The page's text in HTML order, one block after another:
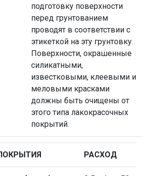
подготовку поверхности
перед грунтованием
проводят в соответствии с
этикеткой на эту грунтовку.
Поверхности, окрашенные
силикатными,
известковыми, клеевыми и
меловыми красками
должны быть очищены от
этого типа лакокрасочных
покрытий.
РАСХОД